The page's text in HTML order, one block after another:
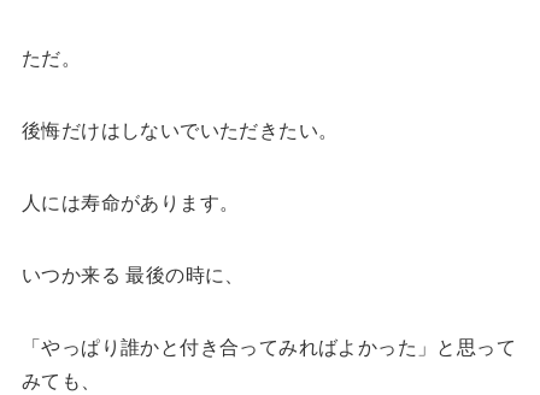
ただ。
後悔だけはしないでいただきたい。
人には寿命があります。
いつか来る 最後の時に、
「やっぱり誰かと付き合ってみればよかった」と思って
みても、